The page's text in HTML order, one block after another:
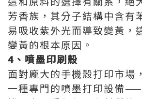
芳香族，其分子結構中含有
易吸收紫外光而導致變黃，
變黃的根本原因。
4、噴墨印刷殼
面對龐大的手機殼打印市場
一種專門的噴墨打印設備